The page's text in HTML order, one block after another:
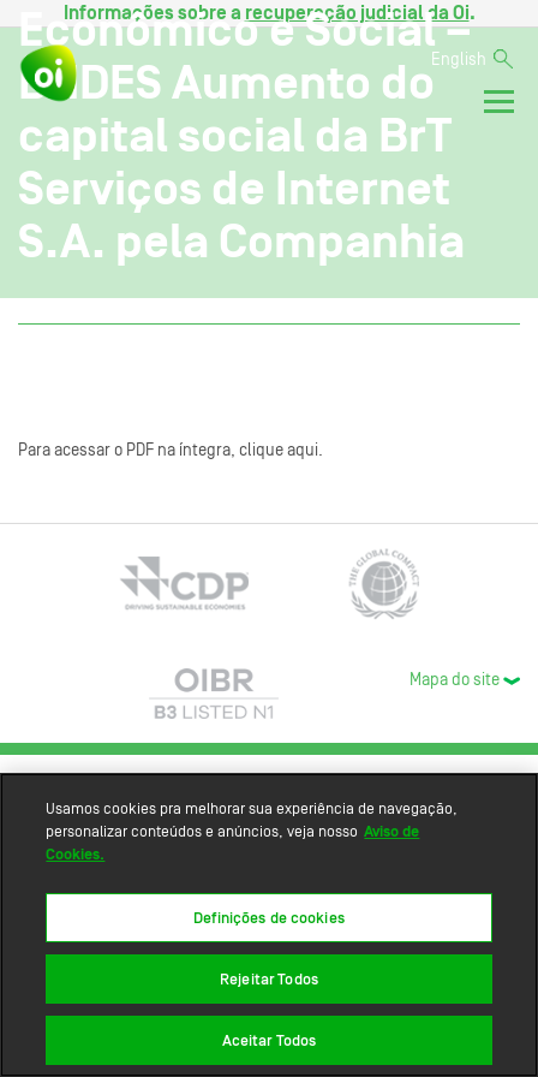
Informações sobre a recuperação judicial da Oi.
English
Econômico e Social –
BNDES Aumento do
capital social da BrT
Serviços de Internet
S.A. pela Companhia
Para acessar o PDF na íntegra, clique aqui.
Mapa do site
Usamos cookies pra melhorar sua experiência de navegação,
personalizar conteúdos e anúncios, veja nosso Aviso de
Cookies.
Definições de cookies
Rejeitar Todos
Aceitar Todos